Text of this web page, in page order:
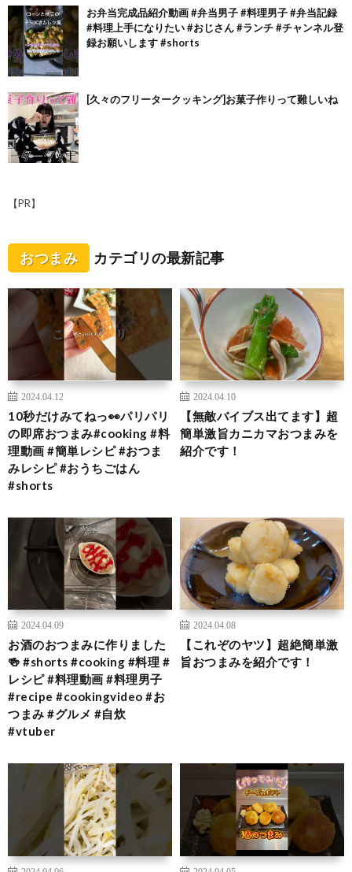
お弁当完成品紹介動画 #弁当男子 #料理男子 #弁当記録
#料理上手になりたい #おじさん #ランチ #チャンネル登
録お願いします #shorts
[久々のフリータークッキング]お菓子作りって難しいね
【PR】
おつまみ カテゴリの最新記事
2024.04.12
10秒だけみてねっ👀パリパリ
の即席おつまみ#cooking #料
理動画 #簡単レシピ #おつま
みレシピ #おうちごはん
#shorts
2024.04.10
【無敵バイブス出てます】超
簡単激旨カニカマおつまみを
紹介です！
2024.04.09
お酒のおつまみに作りました
🍻 #shorts #cooking #料理 #
レシピ #料理動画 #料理男子
#recipe #cookingvideo #お
つまみ #グルメ #自炊
#vtuber
2024.04.08
【これぞのヤツ】超絶簡単激
旨おつまみを紹介です！